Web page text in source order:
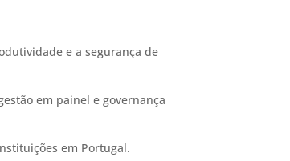
e a segurança de
em painel e governança
em Portugal.